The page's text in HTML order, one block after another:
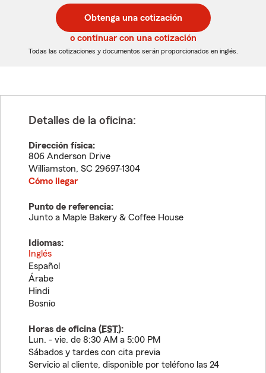
de
5
dígitos
de
5
dígitos
Obtenga una cotización
o continuar con una cotización
Todas las cotizaciones y documentos serán proporcionados en inglés.
Detalles de la oficina:
Dirección física:
806 Anderson Drive
Williamston, SC 29697-1304
Cómo llegar
Punto de referencia:
Junto a Maple Bakery & Coffee House
Idiomas:
Inglés
Español
Árabe
Hindi
Bosnio
Horas de oficina (EST):
Lun. - vie. de 8:30 AM a 5:00 PM
Sábados y tardes con cita previa
Servicio al cliente, disponible por teléfono las 24